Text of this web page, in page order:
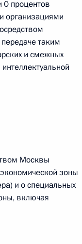
0 процентов
организациями
таким
и смежных
Москвы
зоны
и о специальных
включая